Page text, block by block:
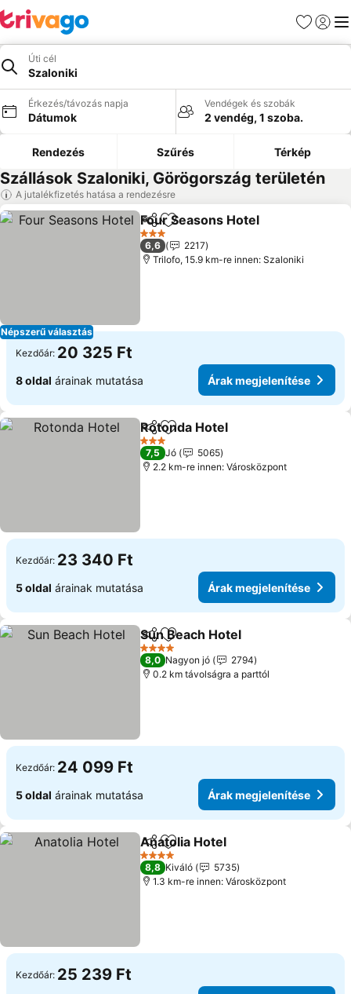
Kedvencek
Úti cél
Szaloniki
Érkezés/távozás napja
Dátumok
Vendégek és szobák
2 vendég, 1 szoba.
Rendezés Szűrés Térkép
Szállások Szaloniki, Görögország területén
A jutalékfizetés hatása a rendezésre
Népszerű választás
Megosztás
Hozzáadás a kedvencekhez
Four Seasons Hotel
3 Kategória
6,6
2217
Trilofo, 15.9 km-re innen: Szaloniki
Kezdőár: 20 325 Ft
8 oldal árainak mutatása Árak megjelenítése
Megosztás
Hozzáadás a kedvencekhez
Rotonda Hotel
3 Kategória
7,5 Jó
5065
2.2 km-re innen: Városközpont
Kezdőár: 23 340 Ft
5 oldal árainak mutatása Árak megjelenítése
Megosztás
Hozzáadás a kedvencekhez
Sun Beach Hotel
4 Kategória
8,0 Nagyon jó
2794
0.2 km távolságra a parttól
Kezdőár: 24 099 Ft
5 oldal árainak mutatása Árak megjelenítése
MegosztásHozzáadás a kedvencekhez
Anatolia Hotel
4 Kategória
8,8 Kiváló
5735
1.3 km-re innen: Városközpont
Kezdőár: 25 239 Ft